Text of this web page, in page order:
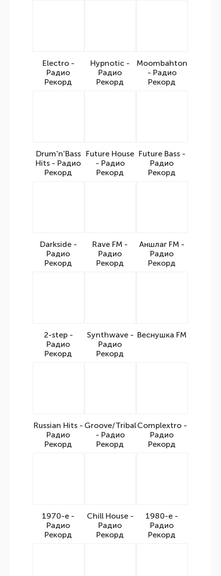
Electro -
Радио
Рекорд
Hypnotic -
Радио
Рекорд
Moombahton
- Радио
Рекорд
Drum'n'Bass
Hits - Радио
Рекорд
Future House
- Радио
Рекорд
Future Bass -
Радио
Рекорд
Darkside -
Радио
Рекорд
Rave FM -
Радио
Рекорд
Аншлаг FM -
Радио
Рекорд
2-step -
Радио
Рекорд
Synthwave -
Радио
Рекорд
Веснушка FM
Russian Hits -
Радио
Рекорд
Groove/Tribal
- Радио
Рекорд
Complextro -
Радио
Рекорд
1970-е -
Радио
Рекорд
Chill House -
Радио
Рекорд
1980-е -
Радио
Рекорд